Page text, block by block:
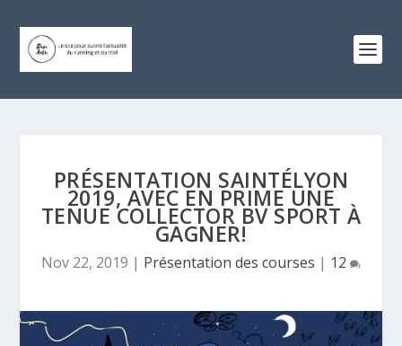
PRÉSENTATION SAINTÉLYON
2019, AVEC EN PRIME UNE
TENUE COLLECTOR BV SPORT À
GAGNER!
Nov 22, 2019 | Présentation des courses | 12